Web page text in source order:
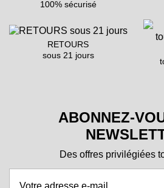
100% sécurisé
RETOURS
sous 21 jours
ABONNEZ-
Des offres privilégiées